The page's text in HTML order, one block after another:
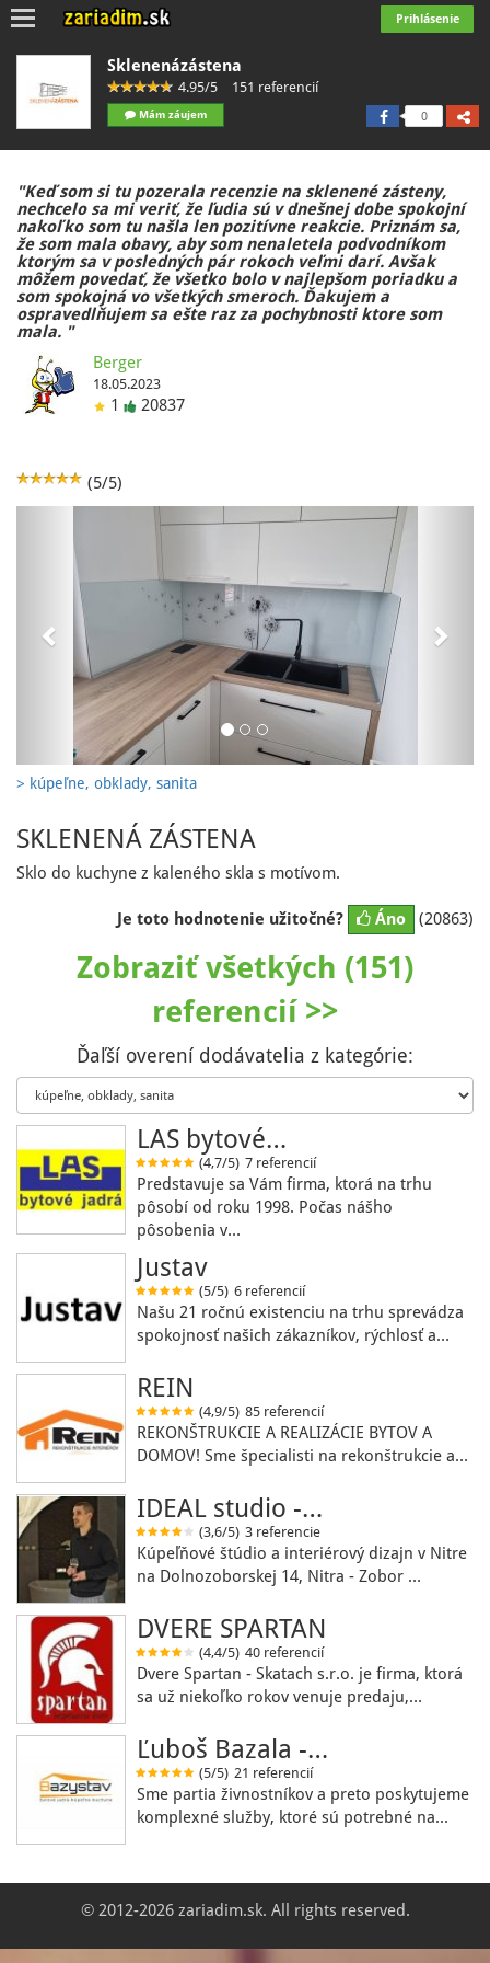
Prihlásenie
Toggle
Sklenenázástena
4.95/5 151 referencií
0
Mám záujem
"Keď som si tu pozerala recenzie na sklenené zásteny,
nechcelo sa mi veriť, že ľudia sú v dnešnej dobe spokojní
nakoľko som tu našla len pozitívne reakcie. Priznám sa,
že som mala obavy, aby som nenaletela podvodníkom
ktorým sa v posledných pár rokoch veľmi darí. Avšak
môžem povedať, že všetko bolo v najlepšom poriadku a
som spokojná vo všetkých smeroch. Ďakujem a
ospravedlňujem sa ešte raz za pochybnosti ktore som
mala. "
Berger
18.05.2023
1 20837
(5/5)
> kúpeľne, obklady, sanita
SKLENENÁ ZÁSTENA
Sklo do kuchyne z kaleného skla s motívom.
Je toto hodnotenie užitočné? Áno (20863)
Zobraziť všetkých (151)
referencií >>
Ďaľší overení dodávatelia z kategórie:
LAS bytové…
(4,7/5) 7 referencií
Predstavuje sa Vám firma, ktorá na trhu
pôsobí od roku 1998. Počas nášho
pôsobenia v…
Justav
(5/5) 6 referencií
Našu 21 ročnú existenciu na trhu sprevádza
spokojnosť našich zákazníkov, rýchlosť a…
REIN
(4,9/5) 85 referencií
REKONŠTRUKCIE A REALIZÁCIE BYTOV A
DOMOV! Sme špecialisti na rekonštrukcie a…
IDEAL studio -…
(3,6/5) 3 referencie
Kúpeľňové štúdio a interiérový dizajn v Nitre
na Dolnozoborskej 14, Nitra - Zobor …
DVERE SPARTAN
(4,4/5) 40 referencií
Dvere Spartan - Skatach s.r.o. je firma, ktorá
sa už niekoľko rokov venuje predaju,…
Ľuboš Bazala -…
(5/5) 21 referencií
Sme partia živnostníkov a preto poskytujeme
komplexné služby, ktoré sú potrebné na…
© 2012-2026 zariadim.sk. All rights reserved.